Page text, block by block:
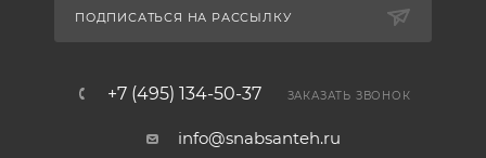
ПОДПИСАТЬСЯ НА РАССЫЛКУ
+7 (495) 134-50-37 ЗАКАЗАТЬ ЗВОНОК
info@snabsanteh.ru